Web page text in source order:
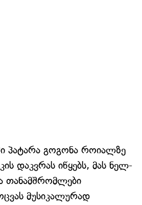
პატარა გოგონა როიალზე
დაკვრას იწყებს, მას ნელ-
თანამშრომლები
მუსიკალურად